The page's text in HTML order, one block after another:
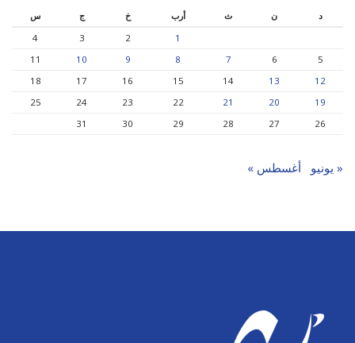
د ن ث أرب خ ج
س
1
2
3
4
5
6
7
8
9
10
11
12
13
14
15
16
17
18
19
20
21
22
23
24
25
26
27
28
29
30
31
« يونيو أغسطس »